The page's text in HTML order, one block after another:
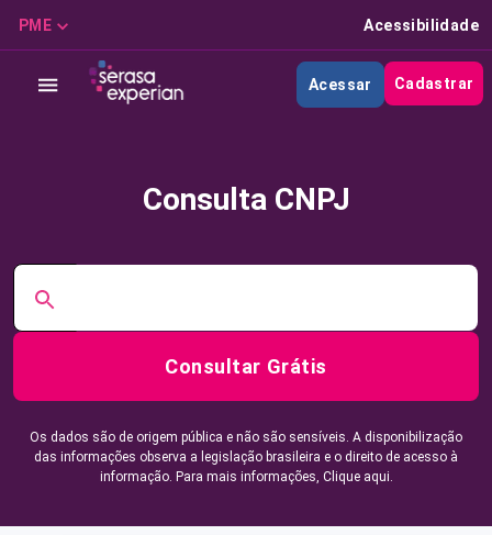
PME Acessibilidade
Acessar Cadastrar
Consulta CNPJ
Consultar Grátis
Os dados são de origem pública e não são sensíveis. A disponibilização
das informações observa a legislação brasileira e o direito de acesso à
informação. Para mais informações, Clique aqui.